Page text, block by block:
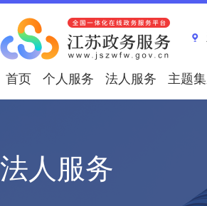
首页 个人服务 法人服务 主题
法人服务